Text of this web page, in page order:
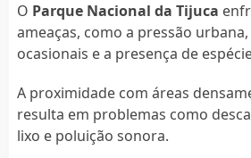
O Parque Nacional da Tijuca
ameaças, como a pressão
ocasionais e a presença de
A proximidade com áreas
resulta em problemas como
lixo e poluição sonora.